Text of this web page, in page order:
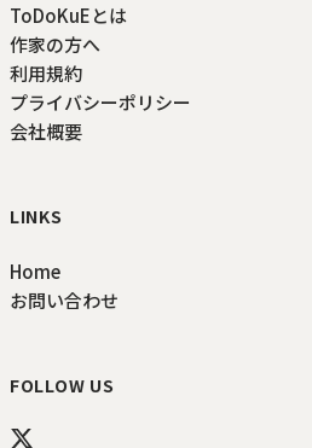
ToDoKuEとは
作家の方へ
利用規約
プライバシーポリシー
会社概要
LINKS
Home
お問い合わせ
FOLLOW US